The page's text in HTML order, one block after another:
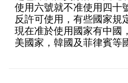
使用六號就不准使用四十
反許可使用，有些國家規
現在准於使用國家有中國
美國家，韓國及菲律賓等